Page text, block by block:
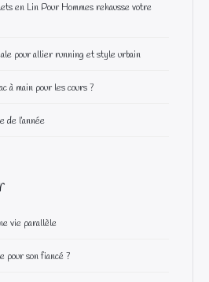
en Lin Pour Hommes rehausse votre
pour allier running et style urbain
à main pour les cours ?
de l’année
vie parallèle
pour son fiancé ?